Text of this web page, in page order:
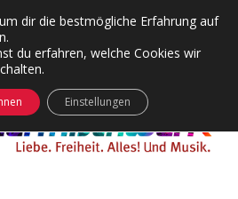
Kategorien
Menü
Chilling
Die Wende
Disco
Dates
öffnen
dir die bestmögliche Erfahrung auf
du erfahren, welche Cookies wir
Einstellungen